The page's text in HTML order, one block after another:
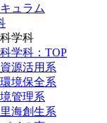
ュラム
学科
学科：TOP
源活用系
境保全系
管理系
海創生系